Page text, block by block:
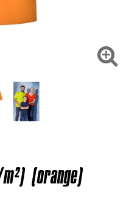
Bedarf

(orange)